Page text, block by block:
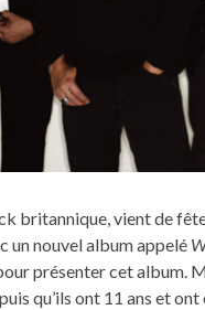
britannique, vient de
un nouvel album appelé
présenter cet album.
qu’ils ont 11 ans et